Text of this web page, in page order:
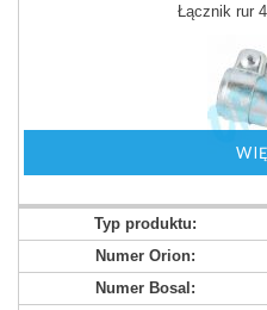
Łącznik rur